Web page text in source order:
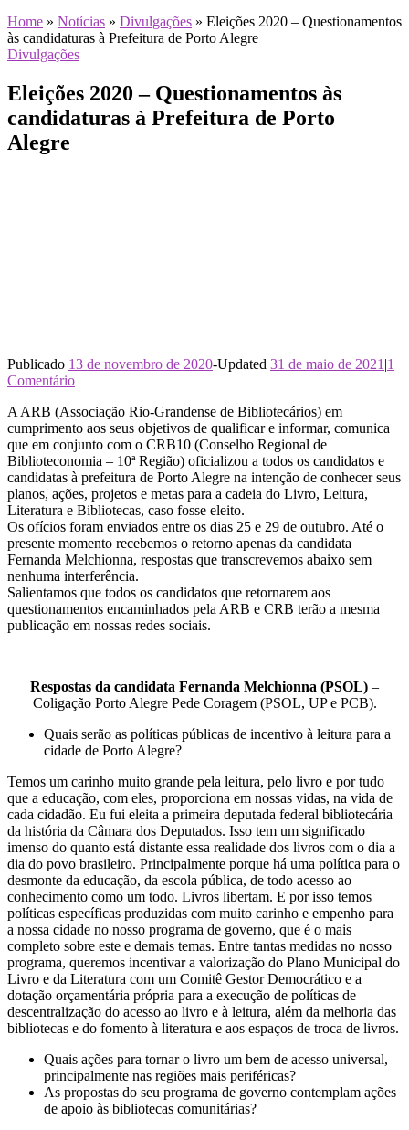
Home » Notícias » Divulgações » Eleições 2020 – Questionamentos
às candidaturas à Prefeitura de Porto Alegre
Divulgações
Eleições 2020 – Questionamentos às
candidaturas à Prefeitura de Porto
Alegre
Publicado 13 de novembro de 2020-Updated 31 de maio de 2021 |1
Comentário
A ARB (Associação Rio-Grandense de Bibliotecários) em
cumprimento aos seus objetivos de qualificar e informar, comunica
que em conjunto com o CRB10 (Conselho Regional de
Biblioteconomia – 10ª Região) oficializou a todos os candidatos e
candidatas à prefeitura de Porto Alegre na intenção de conhecer seus
planos, ações, projetos e metas para a cadeia do Livro, Leitura,
Literatura e Bibliotecas, caso fosse eleito.
Os ofícios foram enviados entre os dias 25 e 29 de outubro. Até o
presente momento recebemos o retorno apenas da candidata
Fernanda Melchionna, respostas que transcrevemos abaixo sem
nenhuma interferência.
Salientamos que todos os candidatos que retornarem aos
questionamentos encaminhados pela ARB e CRB terão a mesma
publicação em nossas redes sociais.
Respostas da candidata Fernanda Melchionna (PSOL) –
Coligação Porto Alegre Pede Coragem (PSOL, UP e PCB).
Quais serão as políticas públicas de incentivo à leitura para a
cidade de Porto Alegre?
Temos um carinho muito grande pela leitura, pelo livro e por tudo
que a educação, com eles, proporciona em nossas vidas, na vida de
cada cidadão. Eu fui eleita a primeira deputada federal bibliotecária
da história da Câmara dos Deputados. Isso tem um significado
imenso do quanto está distante essa realidade dos livros com o dia a
dia do povo brasileiro. Principalmente porque há uma política para o
desmonte da educação, da escola pública, de todo acesso ao
conhecimento como um todo. Livros libertam. E por isso temos
políticas específicas produzidas com muito carinho e empenho para
a nossa cidade no nosso programa de governo, que é o mais
completo sobre este e demais temas. Entre tantas medidas no nosso
programa, queremos incentivar a valorização do Plano Municipal do
Livro e da Literatura com um Comitê Gestor Democrático e a
dotação orçamentária própria para a execução de políticas de
descentralização do acesso ao livro e à leitura, além da melhoria das
bibliotecas e do fomento à literatura e aos espaços de troca de livros.
Quais ações para tornar o livro um bem de acesso universal,
principalmente nas regiões mais periféricas?
As propostas do seu programa de governo contemplam ações
de apoio às bibliotecas comunitárias?